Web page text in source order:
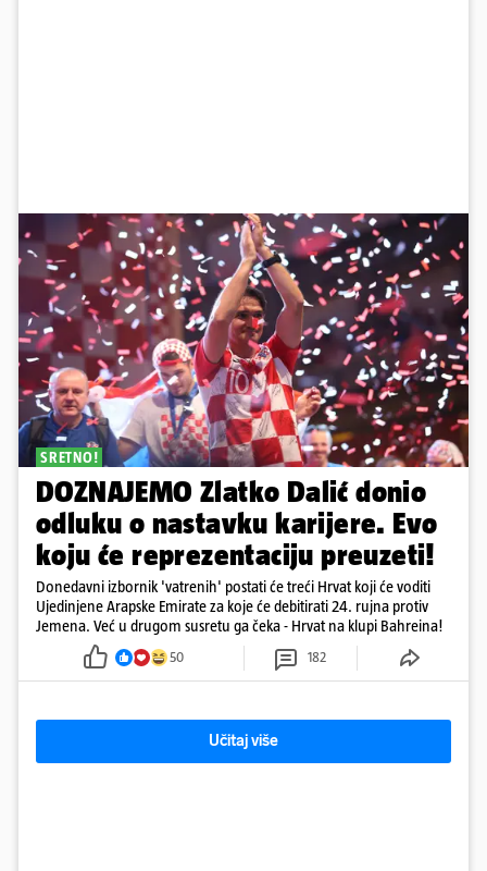
SRETNO!
DOZNAJEMO Zlatko Dalić donio
odluku o nastavku karijere. Evo
koju će reprezentaciju preuzeti!
Donedavni izbornik 'vatrenih' postati će treći Hrvat koji će voditi
Ujedinjene Arapske Emirate za koje će debitirati 24. rujna protiv
Jemena. Već u drugom susretu ga čeka - Hrvat na klupi Bahreina!
50 182
Učitaj više